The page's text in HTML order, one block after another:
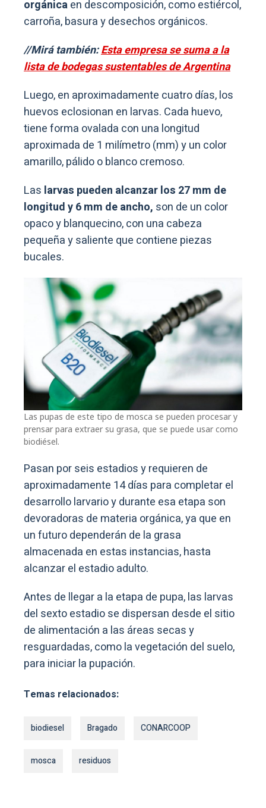
orgánicaen descomposición, como estiércol,
carroña, basura y desechos orgánicos.
//Mirá también:Esta empresa se suma a la
lista de bodegas sustentables de Argentina
Luego, en aproximadamente cuatro días, los
huevos eclosionan en larvas. Cada huevo,
tiene forma ovalada con una longitud
aproximada de 1 milímetro (mm) y un color
amarillo, pálido o blanco cremoso.
Las larvas pueden alcanzar los 27 mm de
longitud y 6 mm de ancho, son de un color
opaco y blanquecino, con una cabeza
pequeña y saliente que contiene piezas
bucales.
Las pupas de este tipo de mosca se pueden procesar y
prensar para extraer su grasa, que se puede usar como
biodiésel.
Pasan por seis estadios y requieren de
aproximadamente 14 días para completar el
desarrollo larvario y durante esa etapa son
devoradoras de materia orgánica, ya que en
un futuro dependerán de la grasa
almacenada en estas instancias, hasta
alcanzar el estadio adulto.
Antes de llegar a la etapa de pupa, las larvas
del sexto estadio se dispersan desde el sitio
de alimentación a las áreas secas y
resguardadas, como la vegetación del suelo,
para iniciar la pupación.
Temas relacionados:
biodiesel Bragado CONARCOOP
mosca residuos